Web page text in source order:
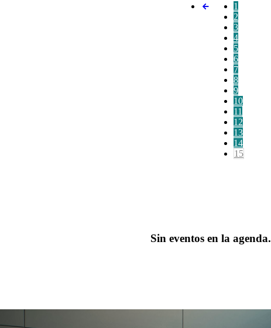
1
2
3
4
5
6
7
8
9
10
11
12
13
14
15
Sin eventos en la agenda.